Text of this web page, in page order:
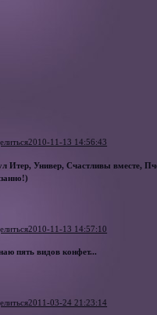
2010-11-13 14:56:43
Итер, Универ, Счастливы вместе,
2010-11-13 14:57:10
пять видов конфет...
2011-03-24 21:23:14